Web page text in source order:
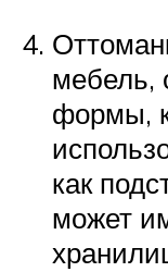
мебель,
формы,
как
может